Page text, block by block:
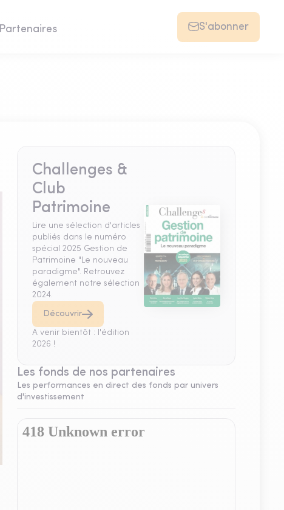
Partenaires S'abonner
Challenges &
Club
Patrimoine
Lire une sélection d'articles
publiés dans le numéro
spécial 2025 Gestion de
Patrimoine "Le nouveau
paradigme". Retrouvez
également notre sélection
2024.
Découvrir
A venir bientôt : l'édition
2026 !
Les fonds de nos partenaires
Les performances en direct des fonds par univers
d'investissement